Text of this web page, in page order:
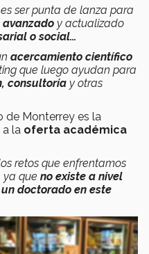
ser punta de lanza para
avanzado y actualizado
o social…
acercamiento científico
que luego ayudan para
consultoría y otras
de Monterrey es la
la oferta académica
retos que enfrentamos
ya que no existe a nivel
un doctorado en este